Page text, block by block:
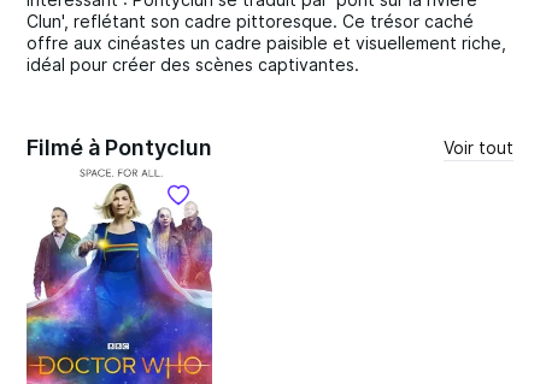
Clun', reflétant son cadre pittoresque. Ce trésor caché
offre aux cinéastes un cadre paisible et visuellement riche,
idéal pour créer des scènes captivantes.
Filmé à Pontyclun Voir tout